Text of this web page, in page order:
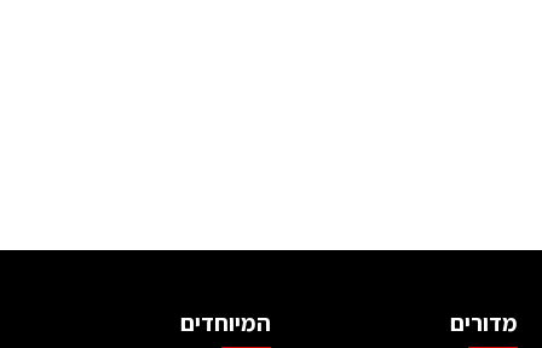
מדורים המיוחדים